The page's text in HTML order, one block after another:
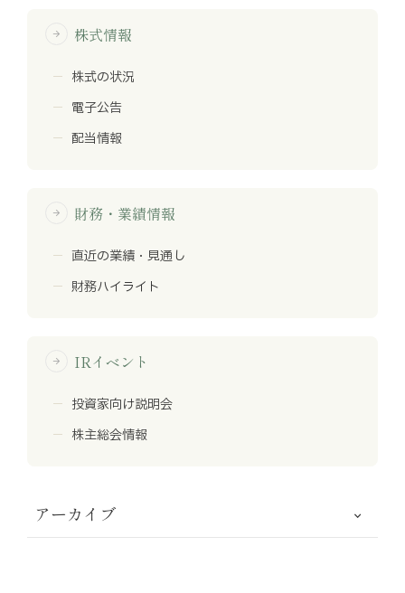
arrow_forward 株式情報
株式の状況
電子公告
配当情報
arrow_forward 財務・業績情報
直近の業績・見通し
財務ハイライト
arrow_forward IRイベント
投資家向け説明会
株主総会情報
アーカイブ